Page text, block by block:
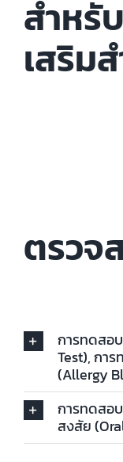
สำหรั
เสริม
ตรวจ
การทดสอ
Test), กา
(Allergy
การทดสอ
สงสัย